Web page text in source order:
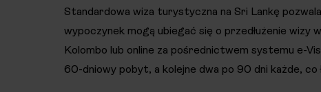
Standardowa wiza turystyczna na Sri Lankę
wypoczynek mogą ubiegać się o przedłużenie
Kolombo lub online za pośrednictwem systemu e-
60-dniowy pobyt, a kolejne dwa po 90 dni każde, co